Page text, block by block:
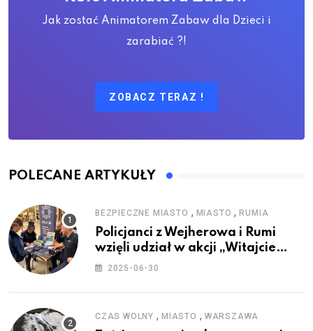
Jak zostać Animatorem Zabaw dla Dzieci i
zarabiać ?!
ZOBACZ TERAZ !
POLECANE ARTYKUŁY
BEZPIECZNE MIASTO , MIASTO ,RUMIA
Policjanci z Wejherowa i Rumi
wzięli udział w akcji „Witajcie
Wakacje”
2025-06-30
CZAS WOLNY , MIASTO , WARSZAWA